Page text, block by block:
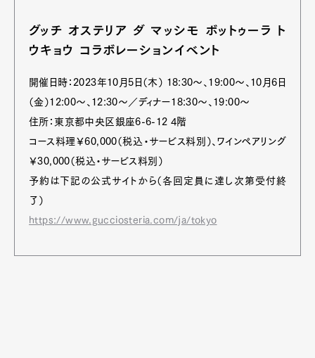
グッチ オステリア ダ マッシモ ボットゥーラ ト
ウキョウ コラボレーションイベント
開催日時：2023年10月5日（木） 18:30～、19:00～、10月6日
（金）12:00～、12:30～／ディナー18:30～、19:00～
住所：東京都中央区銀座6-6-12 4階
コース料理￥60,000（税込・サービス料別）、ワインペアリング
￥30,000（税込・サービス料別）
予約は下記の公式サイトから（各回定員に達し次第受付終
了）
https://www.gucciosteria.com/ja/tokyo